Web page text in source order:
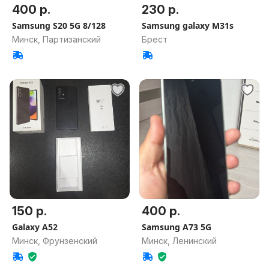
400 р.
Samsung S20 5G 8/128
Минск, Партизанский
230 р.
Samsung galaxy M31s
Брест
150 р.
Galaxy A52
Минск, Фрунзенский
400 р.
Samsung A73 5G
Минск, Ленинский